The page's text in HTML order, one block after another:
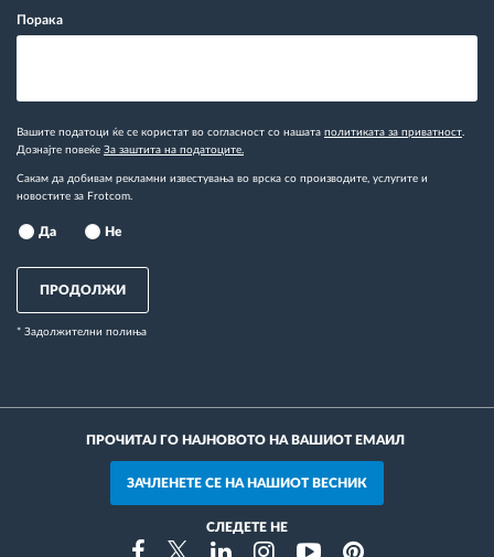
Порака
Вашите податоци ќе се користат во согласност со нашата политиката за приватност
Дознајте повеќе За заштита на податоците.
Сакам да добивам рекламни известувања во врска со производите, услугите и
новостите за Frotcom.
Да Не
ПРОДОЛЖИ
* Задолжителни полиња
ПРОЧИТАЈ ГО НАЈНОВОТО НА ВАШИОТ ЕМАИЛ
ЗАЧЛЕНЕТЕ СЕ НА НАШИОТ ВЕСНИК
СЛЕДЕТЕ НЕ